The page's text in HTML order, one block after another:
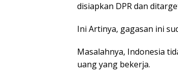
disiapkan DPR dan
Ini Artinya, gagasan ini
Masalahnya, Indonesia
uang yang bekerja.